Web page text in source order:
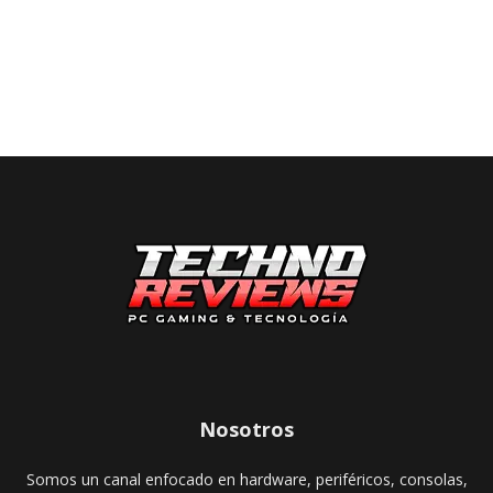
Nosotros
Somos un canal enfocado en hardware, periféricos, consolas,